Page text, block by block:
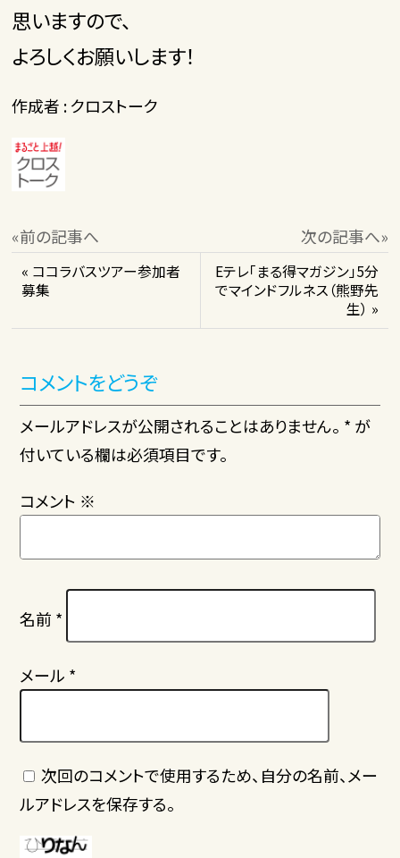
思いますので、
よろしくお願いします！
作成者 : クロストーク
«前の記事へ 次の記事へ»
« ココラバスツアー参加者
募集
Eテレ「まる得マガジン」5分
でマインドフルネス（熊野先
生） »
コメントをどうぞ
メールアドレスが公開されることはありません。 * が
付いている欄は必須項目です。
コメント ※
名前 *
メール *
次回のコメントで使用するため、自分の名前、メー
ルアドレスを保存する。